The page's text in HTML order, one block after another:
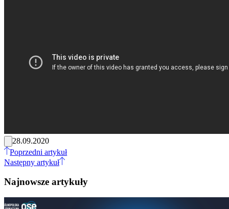
28.09.2020
Poprzedni artykuł
Następny artykuł
Najnowsze artykuły